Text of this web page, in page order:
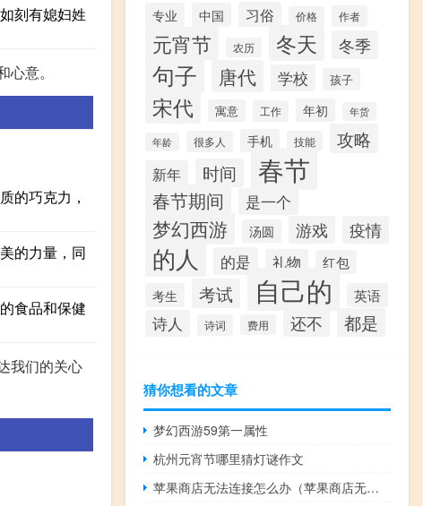
刻有媳妇姓
意。
的巧克力，
的力量，同
食品和保健
我们的关心
专业 中国 习俗 价格 作者
元宵节 农历 冬天 冬季
句子 唐代 学校 孩子
宋代 寓意 工作 年初 年货
年龄 很多人 手机 技能 攻略
新年 时间 春节
春节期间 是一个
梦幻西游 汤圆 游戏 疫情
的人 的是 礼物
红包
考生
考试 自己的 英语
诗人 诗词 费用 还不 都是
猜你想看的文章
梦幻西游59第一属性
杭州元宵节哪里猜灯谜作文
苹果商店无法连接怎么办（苹果商店无法连接）